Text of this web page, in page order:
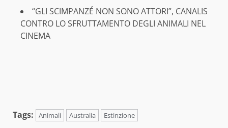
“GLI SCIMPANZÉ NON SONO ATTORI”, CANALIS
CONTRO LO SFRUTTAMENTO DEGLI ANIMALI NEL
CINEMA
Tags: Animali Australia Estinzione